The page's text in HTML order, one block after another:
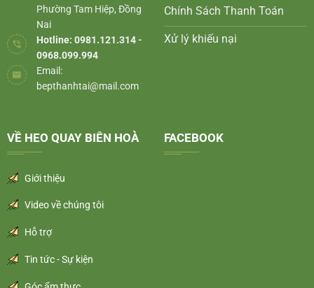
Phường Tam Hiệp, Đồng
Nai
Hotline: 0981.121.314 -
0968.099.994
Email:
bepthanhtai@mail.com
Chính Sách Thanh Toán
Xử lý khiếu nại
VỀ HEO QUAY BIÊN HOÀ
Giới thiệu
Video về chúng tôi
Hỗ trợ
Tin tức - Sự kiện
FACEBOOK